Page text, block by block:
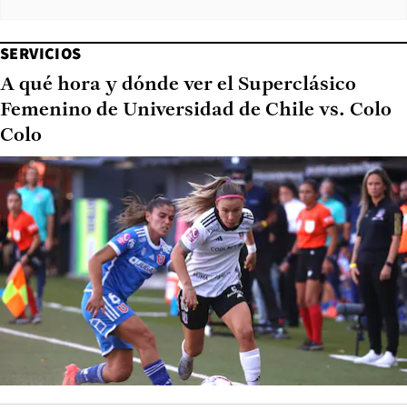
SERVICIOS
A qué hora y dónde ver el Superclásico
Femenino de Universidad de Chile vs. Colo
Colo